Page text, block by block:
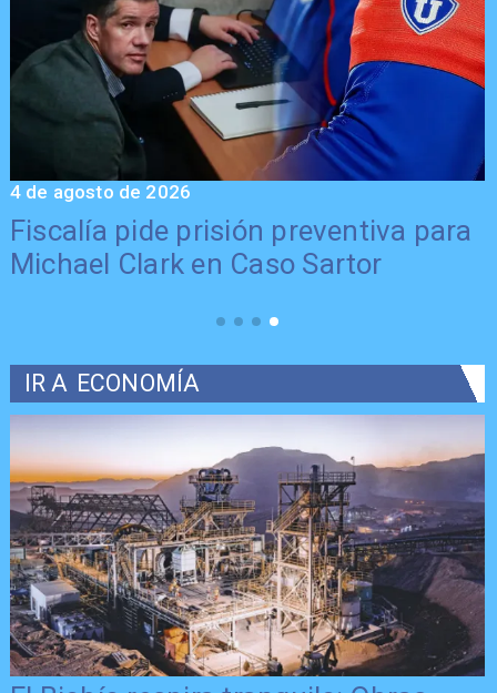
Fiscalía pide prisión preventiva para
Michael Clark en Caso Sartor
4 de agosto de 2026
IR A ECONOMÍA